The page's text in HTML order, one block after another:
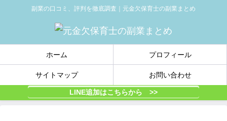
副業の口コミ、評判を徹底調査｜元金欠保育士の副業まとめ
ホーム プロフィール
サイトマップ お問い合わせ
LINE追加はこちらから >>